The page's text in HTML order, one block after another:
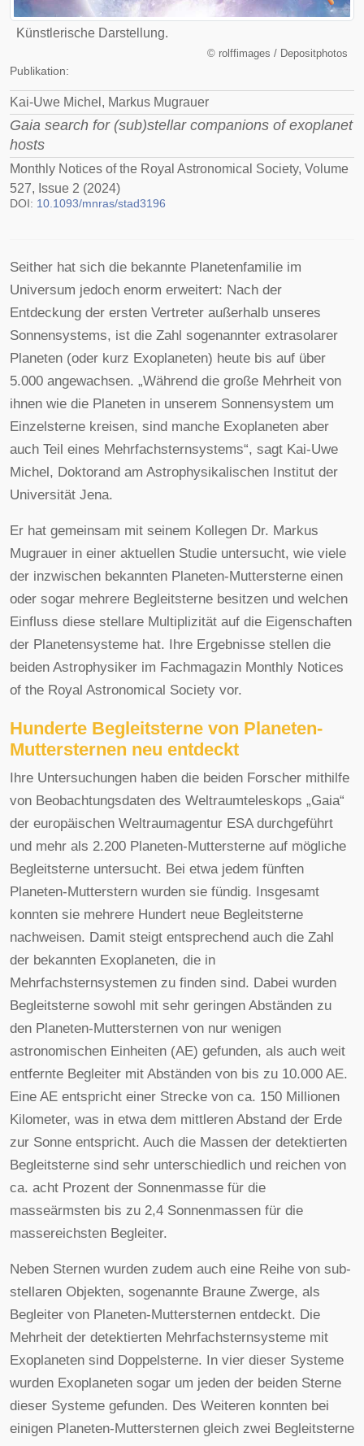
Künstlerische Darstellung.
© rolffimages / Depositphotos
Publikation:
Kai-Uwe Michel, Markus Mugrauer
Gaia search for (sub)stellar companions of exoplanet
hosts
Monthly Notices of the Royal Astronomical Society, Volume
527, Issue 2 (2024)
DOI: 10.1093/mnras/stad3196
Seither hat sich die bekannte Planetenfamilie im
Universum jedoch enorm erweitert: Nach der
Entdeckung der ersten Vertreter außerhalb unseres
Sonnensystems, ist die Zahl sogenannter extrasolarer
Planeten (oder kurz Exoplaneten) heute bis auf über
5.000 angewachsen. „Während die große Mehrheit von
ihnen wie die Planeten in unserem Sonnensystem um
Einzelsterne kreisen, sind manche Exoplaneten aber
auch Teil eines Mehrfachsternsystems“, sagt Kai-Uwe
Michel, Doktorand am Astrophysikalischen Institut der
Universität Jena.
Er hat gemeinsam mit seinem Kollegen Dr. Markus
Mugrauer in einer aktuellen Studie untersucht, wie viele
der inzwischen bekannten Planeten-Muttersterne einen
oder sogar mehrere Begleitsterne besitzen und welchen
Einfluss diese stellare Multiplizität auf die Eigenschaften
der Planetensysteme hat. Ihre Ergebnisse stellen die
beiden Astrophysiker im Fachmagazin Monthly Notices
of the Royal Astronomical Society vor.
Hunderte Begleitsterne von Planeten-
Muttersternen neu entdeckt
Ihre Untersuchungen haben die beiden Forscher mithilfe
von Beobachtungsdaten des Weltraumteleskops „Gaia“
der europäischen Weltraumagentur ESA durchgeführt
und mehr als 2.200 Planeten-Muttersterne auf mögliche
Begleitsterne untersucht. Bei etwa jedem fünften
Planeten-Mutterstern wurden sie fündig. Insgesamt
konnten sie mehrere Hundert neue Begleitsterne
nachweisen. Damit steigt entsprechend auch die Zahl
der bekannten Exoplaneten, die in
Mehrfachsternsystemen zu finden sind. Dabei wurden
Begleitsterne sowohl mit sehr geringen Abständen zu
den Planeten-Muttersternen von nur wenigen
astronomischen Einheiten (AE) gefunden, als auch weit
entfernte Begleiter mit Abständen von bis zu 10.000 AE.
Eine AE entspricht einer Strecke von ca. 150 Millionen
Kilometer, was in etwa dem mittleren Abstand der Erde
zur Sonne entspricht. Auch die Massen der detektierten
Begleitsterne sind sehr unterschiedlich und reichen von
ca. acht Prozent der Sonnenmasse für die
masseärmsten bis zu 2,4 Sonnenmassen für die
massereichsten Begleiter.
Neben Sternen wurden zudem auch eine Reihe von sub-
stellaren Objekten, sogenannte Braune Zwerge, als
Begleiter von Planeten-Muttersternen entdeckt. Die
Mehrheit der detektierten Mehrfachsternsysteme mit
Exoplaneten sind Doppelsterne. In vier dieser Systeme
wurden Exoplaneten sogar um jeden der beiden Sterne
dieser Systeme gefunden. Des Weiteren konnten bei
einigen Planeten-Muttersternen gleich zwei Begleitsterne